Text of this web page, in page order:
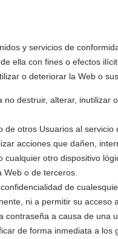
y servicios de
ella con fines o efectos
o deteriorar la Web o
destruir, alterar,
otros Usuarios al
acciones que dañen,
otro dispositivo
o de terceros.
de
ni a permitir su
a causa de una
de forma inmediata a